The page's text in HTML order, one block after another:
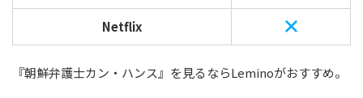
Netflix
『朝鮮弁護士カン・ハンス』を見るならLeminoがおすすめ。